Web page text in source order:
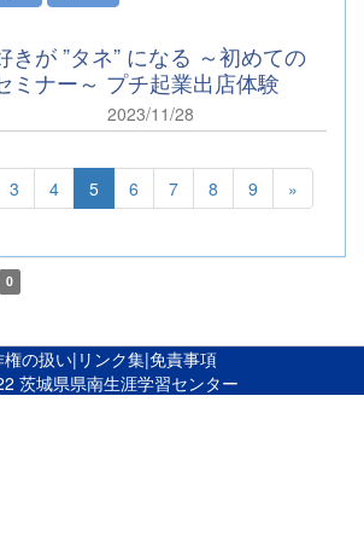
きが ”タネ” になる ～初めての
ミナー～ プチ起業出店体験
2023/11/28
3 4 5 6 7 8 9 »
0
権の扱い| リンク集|免責事項
茨城県県南生涯学習センター